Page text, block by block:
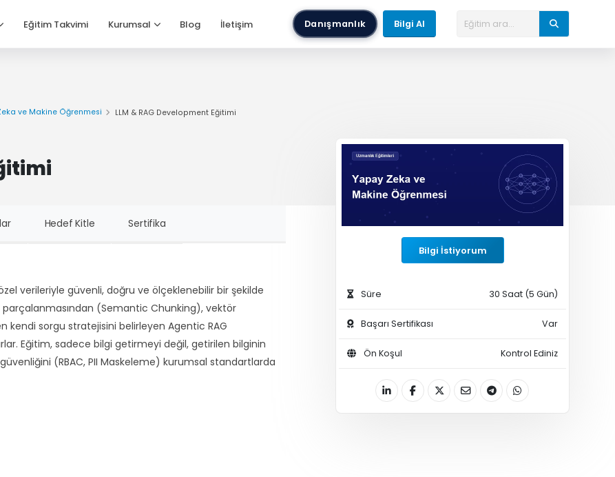
Eğitim Takvimi Kurumsal Blog İletişim Danışmanlık Bilgi Al
ve Makine Öğrenmesi LLM & RAG Development Eğitimi
Hedef Kitle Sertifika
verileriyle güvenli, doğru ve ölçeklenebilir bir şekilde
parçalanmasından (Semantic Chunking), vektör
sorgu stratejisini belirleyen Agentic RAG
Eğitim, sadece bilgi getirmeyi değil, getirilen bilginin
(RBAC, PII Maskeleme) kurumsal standartlarda
Bilgi İstiyorum
Süre 30 Saat (5 Gün)
Başarı Sertifikası Var
Ön Koşul Kontrol Ediniz